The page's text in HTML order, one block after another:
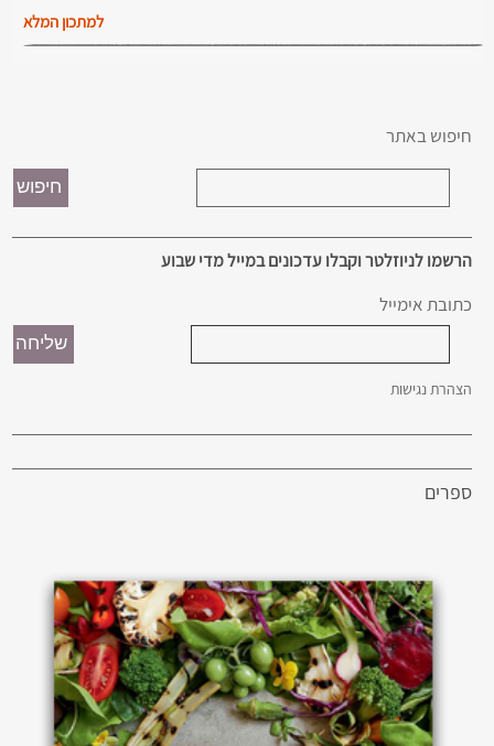
למתכון המלא
חיפוש באתר
הרשמו לניוזלטר וקבלו עדכונים במייל מדי שבוע
כתובת אימייל
הצהרת נגישות
ספרים